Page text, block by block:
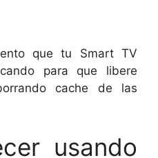
que tu Smart TV
para que libere
cache de las
usando